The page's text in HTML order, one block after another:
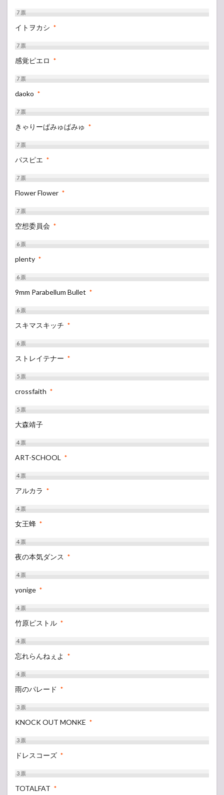
7票
イトヲカシ *
7票
感覚ピエロ *
7票
daoko *
7票
きゃりーぱみゅぱみゅ *
7票
パスピエ *
7票
Flower Flower *
7票
空想委員会 *
6票
plenty *
6票
9mm Parabellum Bullet *
6票
スキマスキッチ *
6票
ストレイテナー *
5票
crossfaith *
5票
大森靖子
4票
ART-SCHOOL *
4票
アルカラ *
4票
女王蜂 *
4票
夜の本気ダンス *
4票
yonige *
4票
竹原ピストル *
4票
忘れらんねぇよ *
4票
雨のパレード *
3票
KNOCK OUT MONKE *
3票
ドレスコーズ *
3票
TOTALFAT *